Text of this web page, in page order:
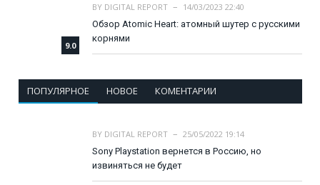
9.0
BY DIGITAL REPORT
14/03/2023 22:40
Обзор Atomic Heart: атомный шутер с русскими
корнями
ПОПУЛЯРНОЕ НОВОЕ КОМЕНТАРИИ
BY DIGITAL REPORT
25/05/2022 19:14
Sony Playstation вернется в Россию, но
извиняться не будет